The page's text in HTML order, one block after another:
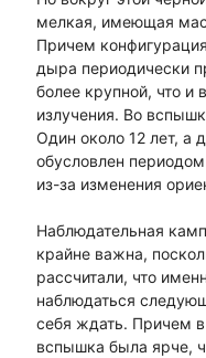
мелкая, имеющая
Причем
дыра периодически
более крупной, что и
излучения. Во
Один около 12 лет, а
обусловлен
из-за изменения
Наблюдательная
крайне важна,
рассчитали, что
наблюдаться
себя ждать. Причем
вспышка была ярче,